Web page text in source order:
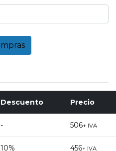
Descuento Precio
- 506+ IVA
10% 456+ IVA